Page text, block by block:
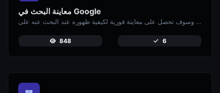
معاينة البحث في Google
أدخل رابط موقعك الإلكتروني وسوف تحصل على معاينة فورية لكيفية ظهوره عند البحث عنه على Google.
848 6